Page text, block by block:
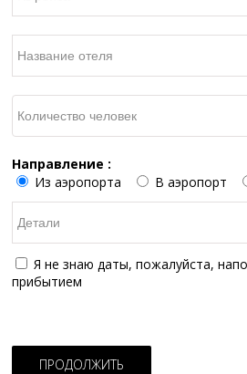
Направление :
Из аэропорта
В аэропорт
Я не знаю даты, пожалуйста,
прибытием
ПРОДОЛЖИТЬ